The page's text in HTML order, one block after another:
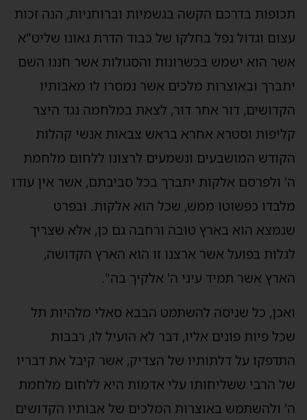
תכופות בדרכם הקשה בגשמיות וברוחניות, הנה זכות
עצום וגדול נפל בחלקו של כבוד הדרת גאונו שליט"א
אשר הוא ישמש בכשרונות והסגולות אשר חננו השם
יתברך ובאוצרות מלכים אשר נמסרו לו מאבותיו
הקדושים, דור אחר דור, לצאת במלחמה נגד היצר
קליפות וסטרא אחרא בראש צבאות אנשי קהלות
הקודש המושבעים ונשמעים לרצונו ללחום מלחמת
ה' ולפרסם אלקות יתברך בכל סביבתם, אשר אין עודו
מלבדו כפשוטו ממש, שכל הוא אלקות. ובפרט
שנמצא הוא בארץ טובה ורחבה גם כן, אלא שצריך
לגלות בפועל אשר ארצנו זו הוא הארץ הקדושה,
הארץ אשר תמיד עיני ה' אלקיך בה".
ואכן, כל שניסה להשתמט הבבא סאלי מלהיות תל
שכל פיות פונים אליו, דבר לא הועיל לו, רבבות
התדפקו על דלתותיו של הצדיק, אשר קיבל את דבריו
של הרבי ששליחותו עלי אדמות היא ללחום מלחמת
ה' ולהשתמש באוצרות המלכים של אבותיו הקדושים